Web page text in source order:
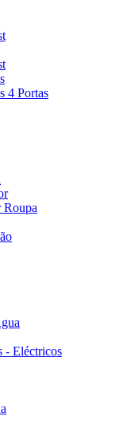
4 Portas
- Eléctricos